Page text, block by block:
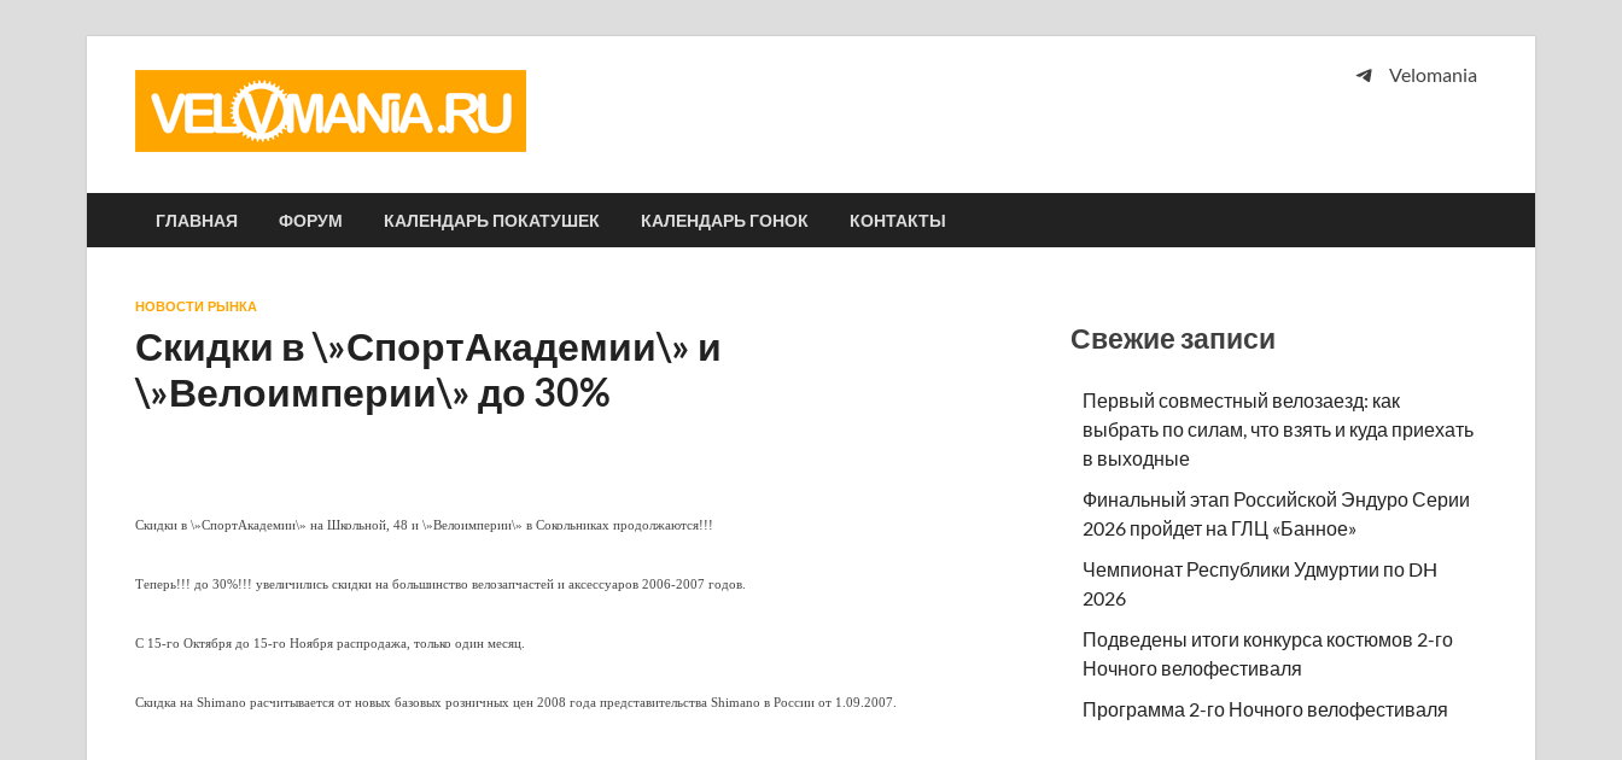
Velomania
ГЛАВНАЯ ФОРУМ КАЛЕНДАРЬ ПОКАТУШЕК КАЛЕНДАРЬ ГОНОК КОНТАКТЫ
НОВОСТИ РЫНКА
Скидки в \»СпортАкадемии\» и
\»Велоимперии\» до 30%
Скидки в \»СпортАкадемии\» на Школьной, 48 и \»Велоимперии\» в Сокольниках продолжаются!!!
Теперь!!! до 30%!!! увеличились скидки на большинство велозапчастей и аксессуаров 2006-2007 годов.
С 15-го Октября до 15-го Ноября распродажа, только один месяц.
Скидка на Shimano расчитывается от новых базовых розничных цен 2008 года представительства Shimano в России от 1.09.2007.
Свежие записи
Первый совместный велозаезд: как
выбрать по силам, что взять и куда приехать
в выходные
Финальный этап Российской Эндуро Серии
2026 пройдет на ГЛЦ «Банное»
Чемпионат Республики Удмуртии по DH
2026
Подведены итоги конкурса костюмов 2-го
Ночного велофестиваля
Программа 2-го Ночного велофестиваля